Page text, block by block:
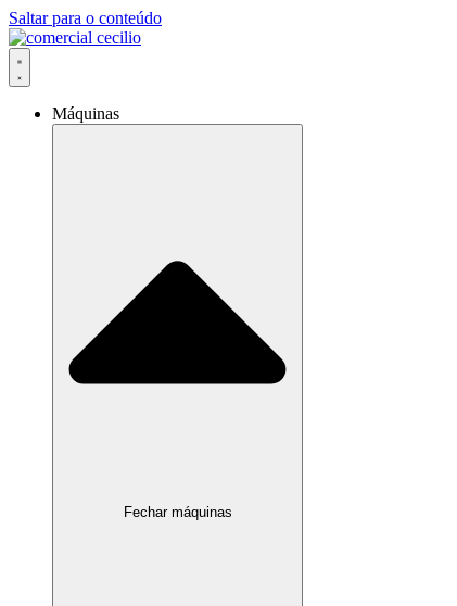
Saltar para o conteúdo
Máquinas
Fechar máquinas